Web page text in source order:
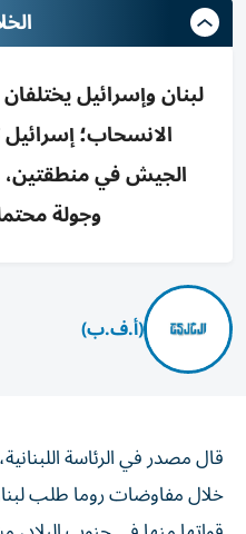
لبنان وإسرائيل
الانسحاب؛
الجيش في منطقتين،
وجولة محتملة 1
(أ.ف.ب)
خلال مفاوضات روما طلب
قواتها منها في جنوب